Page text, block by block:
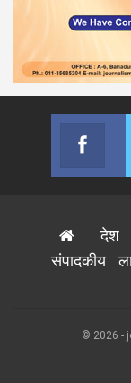
देश
संपादकीय
© 2026 -